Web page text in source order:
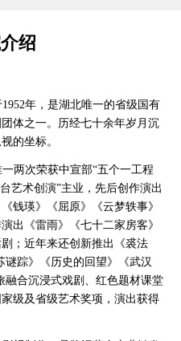
绍
年，是湖北唯一的省级国有
体之一。历经七十余年岁月沉
的坐标。
两次荣获中宣部“五个一工程
艺术创演”主业，先后创作演出
钱瑛》《屈原》《云梦轶事》
出《雷雨》《七十二家房客》
；近年来还创新推出《裘法
谜踪》《历史的回望》《武汉
融合沉浸式戏剧、红色题材课堂
级及省级艺术奖项，演出获得